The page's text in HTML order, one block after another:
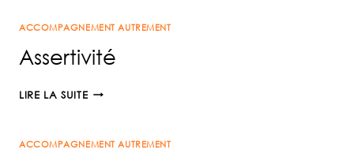
ACCOMPAGNEMENT AUTREMENT
Assertivité
LIRE LA SUITEASSERTIVITÉ
ACCOMPAGNEMENT AUTREMENT